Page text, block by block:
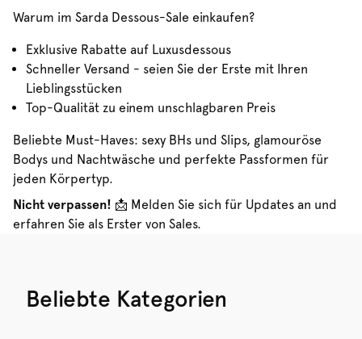
Warum im Sarda Dessous-Sale einkaufen?
Exklusive Rabatte auf Luxusdessous
Schneller Versand - seien Sie der Erste mit Ihren
Lieblingsstücken
Top-Qualität zu einem unschlagbaren Preis
Beliebte Must-Haves: sexy BHs und Slips, glamouröse
Bodys und Nachtwäsche und perfekte Passformen für
jeden Körpertyp.
Nicht verpassen! 📩 Melden Sie sich für Updates an und
erfahren Sie als Erster von Sales.
Beliebte Kategorien